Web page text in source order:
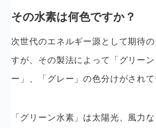
その水素は何色ですか？
次世代のエネルギー源として期待
すが、その製法によって「グリー
ー」、「グレー」の色分けがされて
「グリーン水素」は太陽光、風力